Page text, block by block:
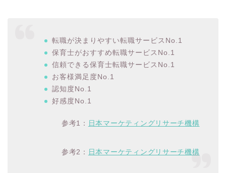
転職が決まりやすい転職サービスNo.1
保育士がおすすめ転職サービスNo.1
信頼できる保育士転職サービスNo.1
お客様満足度No.1
認知度No.1
好感度No.1
参考1： 日本マーケティングリサーチ機構
参考2： 日本マーケティングリサーチ機構